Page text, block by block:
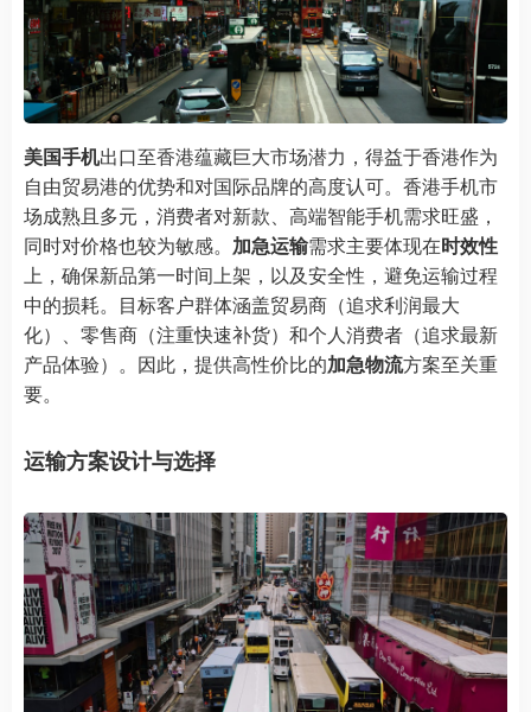
美国手机出口至香港蕴藏巨大市场潜力，得益于香港作为
自由贸易港的优势和对国际品牌的高度认可。香港手机市
场成熟且多元，消费者对新款、高端智能手机需求旺盛，
同时对价格也较为敏感。 加急运输需求主要体现在时效性
上，确保新品第一时间上架，以及安全性，避免运输过程
中的损耗。目标客户群体涵盖贸易商（追求利润最大
化）、零售商（注重快速补货）和个人消费者（追求最新
产品体验）。因此，提供高性价比的加急物流方案至关重
要。
运输方案设计与选择